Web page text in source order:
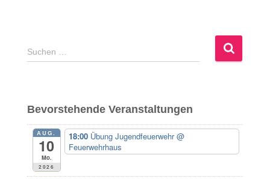
S
u
n
n
Suchen …
Bevorstehende Veranstaltungen
AUG.
10
Mo.
2026
18:00 Übung Jugendfeuerwehr@
Feuerwehrhaus